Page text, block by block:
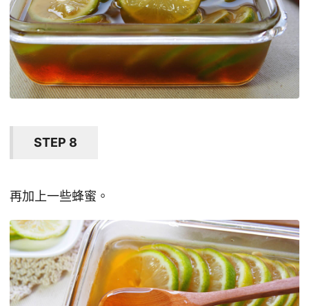
STEP 8
再加上一些蜂蜜。